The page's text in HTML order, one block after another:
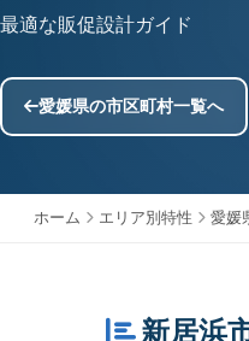
最適な販促設計ガイド
愛媛県の市区町村一覧へ
ホーム エリア別特性 愛媛
新居浜